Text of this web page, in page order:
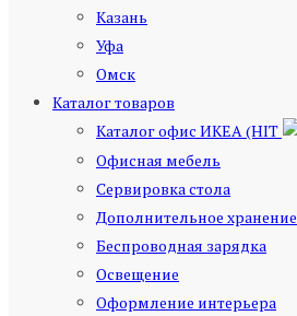
Казань
Уфа
Омск
Каталог товаров
Каталог офис ИКЕА (HIT
Офисная мебель
Сервировка стола
Дополнительное хранение
Беспроводная зарядка
Освещение
Оформление интерьера